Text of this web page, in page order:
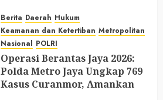
Berita Daerah Hukum
Keamanan dan Ketertiban Metropolitan
Nasional POLRI
Operasi Berantas Jaya 2026:
Polda Metro Jaya Ungkap 769
Kasus Curanmor, Amankan